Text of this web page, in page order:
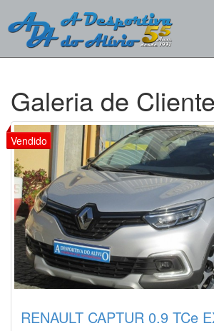
Galeria de
RENAULT CAPTUR 0.9 TCe